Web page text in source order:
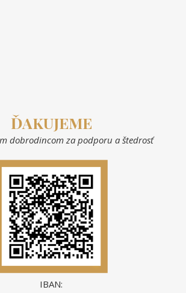
ĎAKUJEME
dobrodincom za podporu a štedrosť
IBAN: